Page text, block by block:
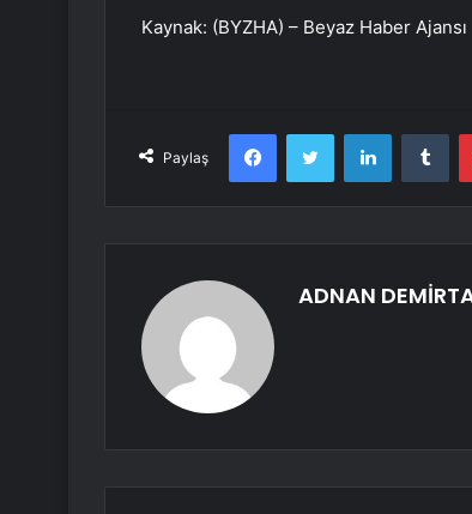
Kaynak: (BYZHA) – Beyaz Haber Ajansı
Paylaş
FacebookTwitter LinkedIn
ADNAN